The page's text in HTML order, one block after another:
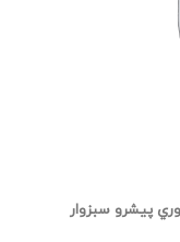
پیشرو سبزوار